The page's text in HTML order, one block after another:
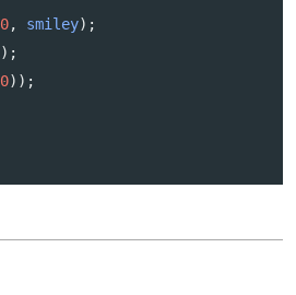
0, smiley);
);
0));